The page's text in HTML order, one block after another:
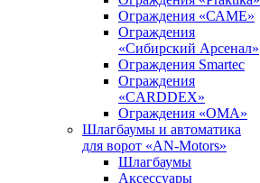
Ограждения «САМЕ»
Ограждения
«Сибирский Арсенал»
Ограждения Smartec
Ограждения
«CARDDEX»
Ограждения «ОМА»
Шлагбаумы и автоматика
для ворот «AN-Motors»
Шлагбаумы
Аксессуары